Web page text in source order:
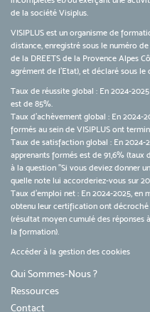
de la société Visiplus.
VISIPLUS est un organisme de
distance, enregistré sous le numéro
de la DREETS de la Provence Alpes
agrément de l’Etat), et déclaré sous le
Taux de réussite global : En 2024-
est de 85%.
Taux d’achèvement global : En 2024-
formés au sein de VISIPLUS ont
Taux de satisfaction global : En
apprenants formés est de 91,6%
à la question "Si vous deviez donner
quelle note lui accorderiez-vous sur
Taux d’emploi net : En 2024-2025, en
obtenu leur certification ont
(résultat moyen cumulé des réponses
la formation).
Accéder à la gestion des cookies
Qui Sommes-Nous ?
Ressources
Contact